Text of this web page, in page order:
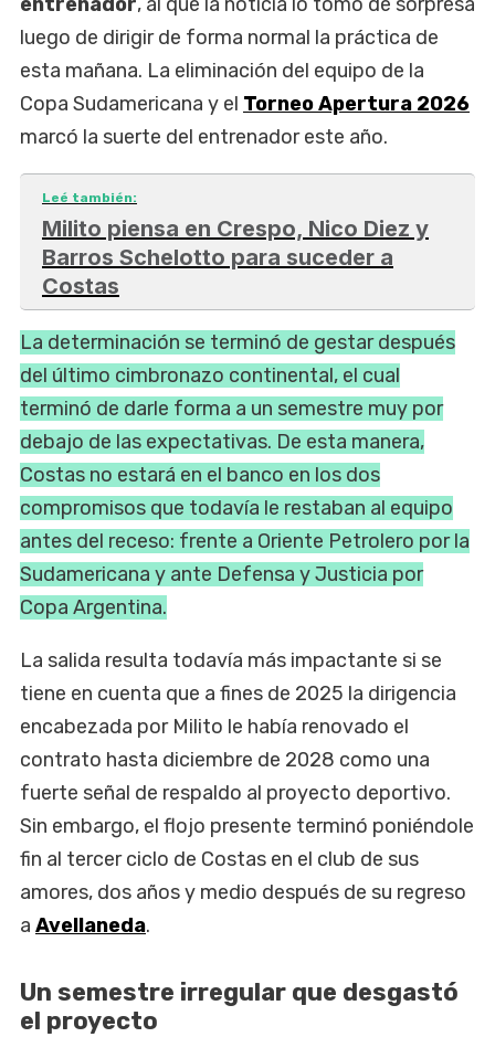
luego de dirigir de forma normal la práctica de
esta mañana. La eliminación del equipo de la
Copa Sudamericana y el Torneo Apertura 2026
marcó la suerte del entrenador este año.
Leé también:
Milito piensa en Crespo, Nico Diez y
Barros Schelotto para suceder a
Costas
La determinación se terminó de gestar después
del último cimbronazo continental, el cual
terminó de darle forma a un semestre muy por
debajo de las expectativas. De esta manera,
Costas no estará en el banco en los dos
compromisos que todavía le restaban al equipo
antes del receso: frente a Oriente Petrolero por la
Sudamericana y ante Defensa y Justicia por
Copa Argentina.
La salida resulta todavía más impactante si se
tiene en cuenta que a fines de 2025 la dirigencia
encabezada por Milito le había renovado el
contrato hasta diciembre de 2028 como una
fuerte señal de respaldo al proyecto deportivo.
Sin embargo, el flojo presente terminó poniéndole
fin al tercer ciclo de Costas en el club de sus
amores, dos años y medio después de su regreso
a Avellaneda.
Un semestre irregular que desgastó
el proyecto